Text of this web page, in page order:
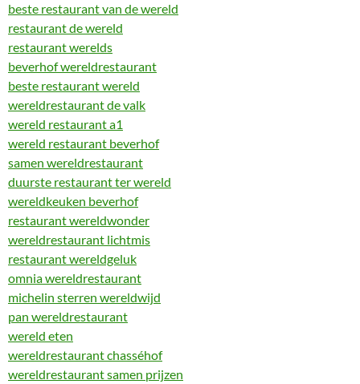
beste restaurant van de wereld
restaurant de wereld
restaurant werelds
beverhof wereldrestaurant
beste restaurant wereld
wereldrestaurant de valk
wereld restaurant a1
wereld restaurant beverhof
samen wereldrestaurant
duurste restaurant ter wereld
wereldkeuken beverhof
restaurant wereldwonder
wereldrestaurant lichtmis
restaurant wereldgeluk
omnia wereldrestaurant
michelin sterren wereldwijd
pan wereldrestaurant
wereld eten
wereldrestaurant chasséhof
wereldrestaurant samen prijzen